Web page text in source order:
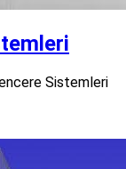
Sistemleri